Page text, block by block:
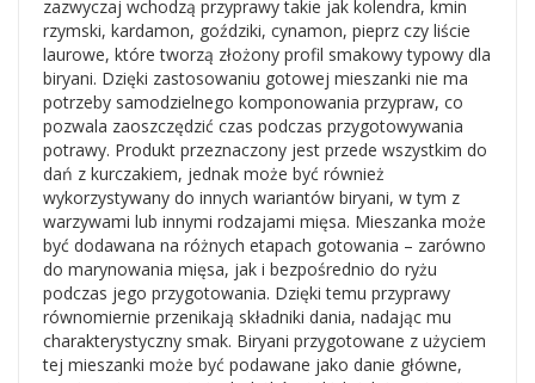
zazwyczaj wchodzą przyprawy takie jak kolendra, kmin
rzymski, kardamon, goździki, cynamon, pieprz czy liście
laurowe, które tworzą złożony profil smakowy typowy dla
biryani. Dzięki zastosowaniu gotowej mieszanki nie ma
potrzeby samodzielnego komponowania przypraw, co
pozwala zaoszczędzić czas podczas przygotowywania
potrawy. Produkt przeznaczony jest przede wszystkim do
dań z kurczakiem, jednak może być również
wykorzystywany do innych wariantów biryani, w tym z
warzywami lub innymi rodzajami mięsa. Mieszanka może
być dodawana na różnych etapach gotowania – zarówno
do marynowania mięsa, jak i bezpośrednio do ryżu
podczas jego przygotowania. Dzięki temu przyprawy
równomiernie przenikają składniki dania, nadając mu
charakterystyczny smak. Biryani przygotowane z użyciem
tej mieszanki może być podawane jako danie główne,
dniach produktem interesuje się 46osób.